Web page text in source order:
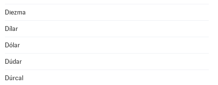
Diezma
Dílar
Dólar
Dúdar
Dúrcal